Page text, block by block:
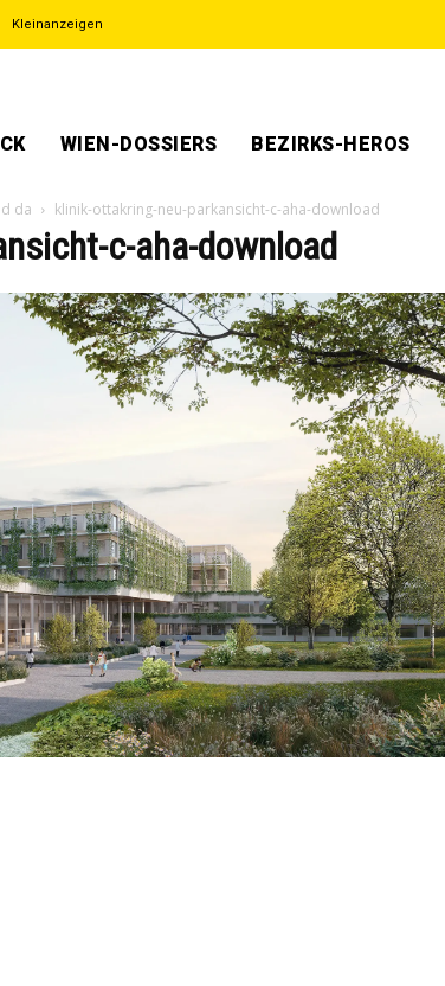
Kleinanzeigen
WIEN-DOSSIERS BEZIRKS-HEROS
da klinik-ottakring-neu-parkansicht-c-aha-download
c-aha-download